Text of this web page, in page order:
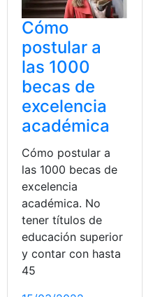
Cómo
postular a
las 1000
becas de
excelencia
académica
Cómo postular a
las 1000 becas de
excelencia
académica. No
tener títulos de
educación superior
y contar con hasta
45